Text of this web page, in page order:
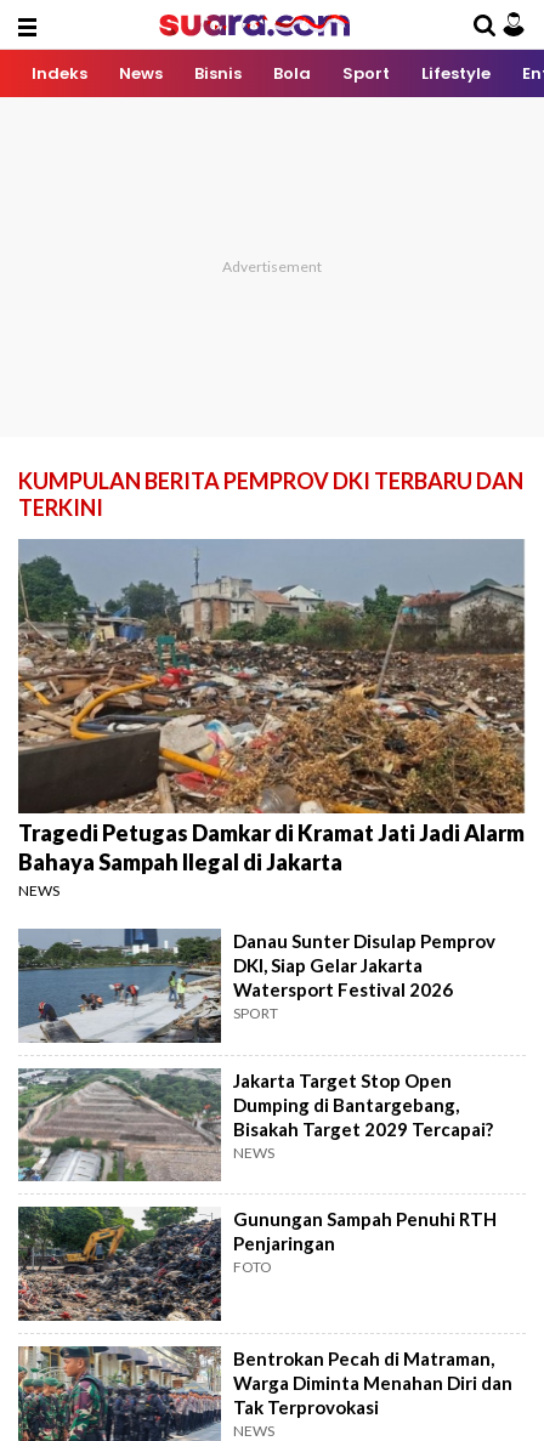
Indeks News Bisnis Bola Sport Lifestyle
KUMPULAN BERITA PEMPROV DKI TERBARU DAN
TERKINI
Tragedi Petugas Damkar di Kramat Jati Jadi Alarm
Bahaya Sampah Ilegal di Jakarta
NEWS
Danau Sunter Disulap Pemprov
DKI, Siap Gelar Jakarta
Watersport Festival 2026
SPORT
Jakarta Target Stop Open
Dumping di Bantargebang,
Bisakah Target 2029 Tercapai?
NEWS
Gunungan Sampah Penuhi RTH
Penjaringan
FOTO
Bentrokan Pecah di Matraman,
Warga Diminta Menahan Diri dan
Tak Terprovokasi
NEWS